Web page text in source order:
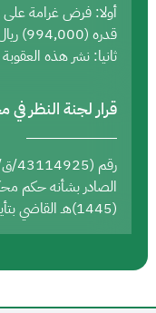
أولا: فرض غرامة على
قدره (994,000) ريال سعودي.
ثانيا: نشر هذه العقوبة
قرار لجنة النظر
(1445)هـ القاضي بتأييد الحكم برفض الدعوى